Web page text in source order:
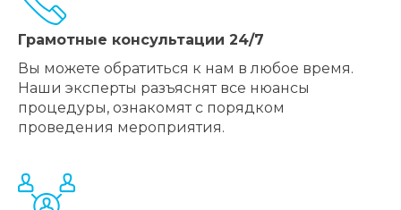
Грамотные консультации 24/7
Вы можете обратиться к нам в любое время.
Наши эксперты разъяснят все нюансы
процедуры, ознакомят с порядком
проведения мероприятия.